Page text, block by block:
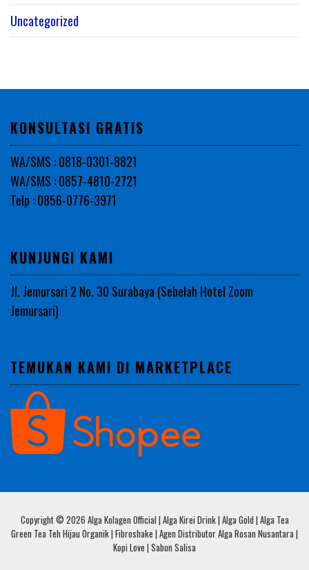
Uncategorized
KONSULTASI GRATIS
WA/SMS : 0818-0301-8821
WA/SMS : 0857-4810-2721
Telp : 0856-0776-3971
KUNJUNGI KAMI
Jl. Jemursari 2 No. 30 Surabaya (Sebelah Hotel Zoom
Jemursari)
TEMUKAN KAMI DI MARKETPLACE
Copyright © 2026 Alga Kolagen Official | Alga Kirei Drink | Alga Gold | Alga Tea
Green Tea Teh Hijau Organik | Fibroshake | Agen Distributor Alga Rosan Nusantara |
Kopi Love | Sabun Salisa